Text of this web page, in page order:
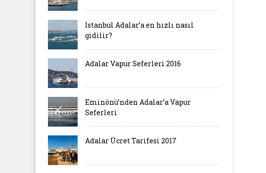
İstanbul Adalar’a en hızlı nasıl
gidilir?
Adalar Vapur Seferleri 2016
Eminönü’nden Adalar’a Vapur
Seferleri
Adalar Ücret Tarifesi 2017